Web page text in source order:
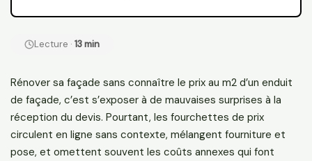
Lecture · 13 min
Rénover sa façade sans connaître le prix au m2 d’un enduit
de façade, c’est s’exposer à de mauvaises surprises à la
réception du devis. Pourtant, les fourchettes de prix
circulent en ligne sans contexte, mélangent fourniture et
pose, et omettent souvent les coûts annexes qui font